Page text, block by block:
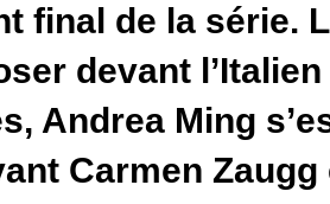
final de la série.
devant
Andrea Ming
Carmen